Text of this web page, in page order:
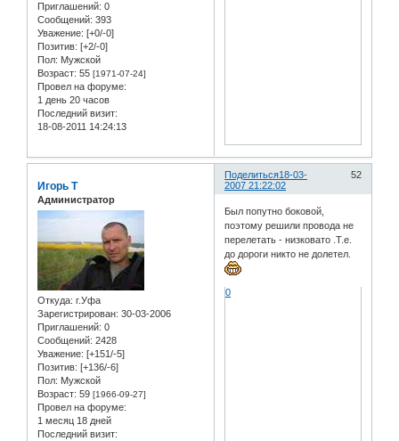
Приглашений: 0
Сообщений: 393
Уважение: [+0/-0]
Позитив: [+2/-0]
Пол: Мужской
Возраст: 55 [1971-07-24]
Провел на форуме:
1 день 20 часов
Последний визит:
18-08-2011 14:24:13
Поделиться 52
18-03-
2007 21:22:02
Игорь Т
Администратор
Откуда: г.Уфа
Зарегистрирован: 30-03-2006
Приглашений: 0
Сообщений: 2428
Уважение: [+151/-5]
Позитив: [+136/-6]
Пол: Мужской
Возраст: 59 [1966-09-27]
Провел на форуме:
1 месяц 18 дней
Последний визит:
Был попутно боковой,
поэтому решили провода не
перелетать - низковато .Т.е.
до дороги никто не долетел.
0